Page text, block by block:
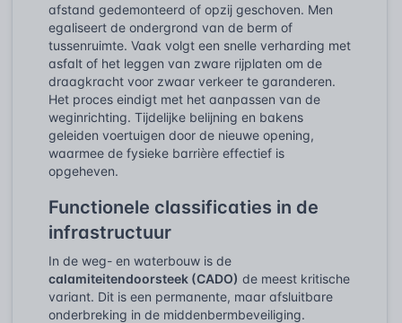
afstand gedemonteerd of opzij geschoven. Men
egaliseert de ondergrond van de berm of
tussenruimte. Vaak volgt een snelle verharding met
asfalt of het leggen van zware rijplaten om de
draagkracht voor zwaar verkeer te garanderen.
Het proces eindigt met het aanpassen van de
weginrichting. Tijdelijke belijning en bakens
geleiden voertuigen door de nieuwe opening,
waarmee de fysieke barrière effectief is
opgeheven.
Functionele classificaties in de
infrastructuur
In de weg- en waterbouw is de
calamiteitendoorsteek (CADO) de meest kritische
variant. Dit is een permanente, maar afsluitbare
onderbreking in de middenbermbeveiliging.